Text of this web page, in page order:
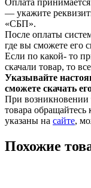
— укажите
«СБП».
После оплаты
где вы сможете его
Если по какой- то
скачали товар, то
Указывайте
сможете скачать
При возникновении
товара обращайтесь
указаны на сайте,
Похожие